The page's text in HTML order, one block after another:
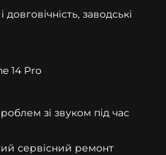
довговічність, заводські
14 Pro
зі звуком під час
сервісний ремонт